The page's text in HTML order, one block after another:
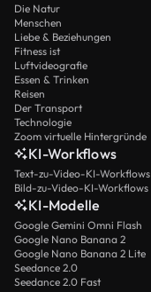
Die Natur
Menschen
Liebe & Beziehungen
Fitness ist
Luftvideografie
Essen & Trinken
Reisen
Der Transport
Technologie
Zoom virtuelle Hintergründe
KI-Workflows
Text-zu-Video-KI-Workflows
Bild-zu-Video-KI-Workflows
KI-Modelle
Google Gemini Omni Flash
Google Nano Banana 2
Google Nano Banana 2 Lite
Seedance 2.0
Seedance 2.0 Fast